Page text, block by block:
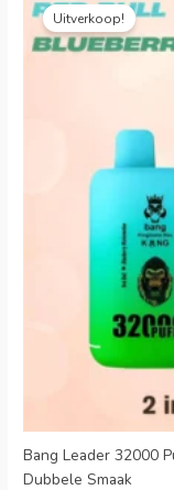
Uitverkoop!
Bang Leader 32000
Dubbele Smaak
prijs
was:
€19.99.
prijs
is:
€3.88.